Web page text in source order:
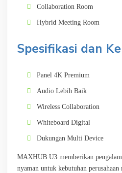
Collaboration Room
Hybrid Meeting Room
Spesifikasi dan
Panel 4K Premium
Audio Lebih Baik
Wireless Collaboration
Whiteboard Digital
Dukungan Multi Device
MAXHUB U3 memberikan
nyaman untuk kebutuhan perusahaan